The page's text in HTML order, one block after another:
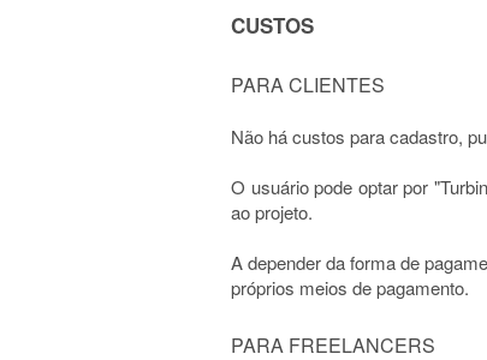
CUSTOS
PARA CLIENTES
Não há custos para cadastro,
O usuário pode optar por
ao projeto.
A depender da forma de
próprios meios de pagamento.
PARA FREELANCERS